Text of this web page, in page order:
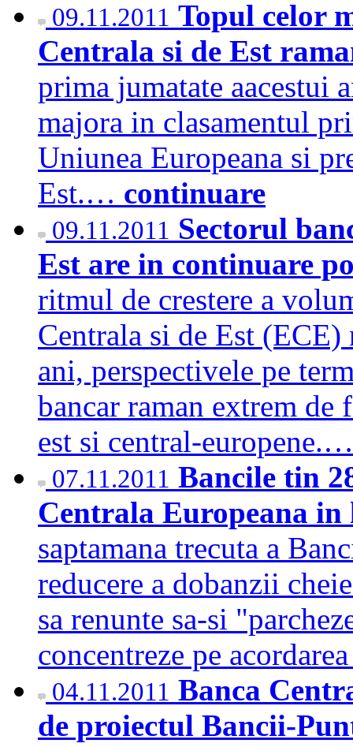
09.11.2011 Topul celor
Centrala si de Est
prima jumatate aacestui
majora in clasamentul
Uniunea Europeana si
Est.… continuare
09.11.2011 Sectorul
Est are in continuare
ritmul de crestere a
Centrala si de Est
ani, perspectivele pe
bancar raman extrem
est si central-
07.11.2011 Bancile tin
Centrala Europeana in
saptamana trecuta a
reducere a dobanzii
sa renunte sa-si
concentreze pe
04.11.2011 Banca
de proiectul Bancii-